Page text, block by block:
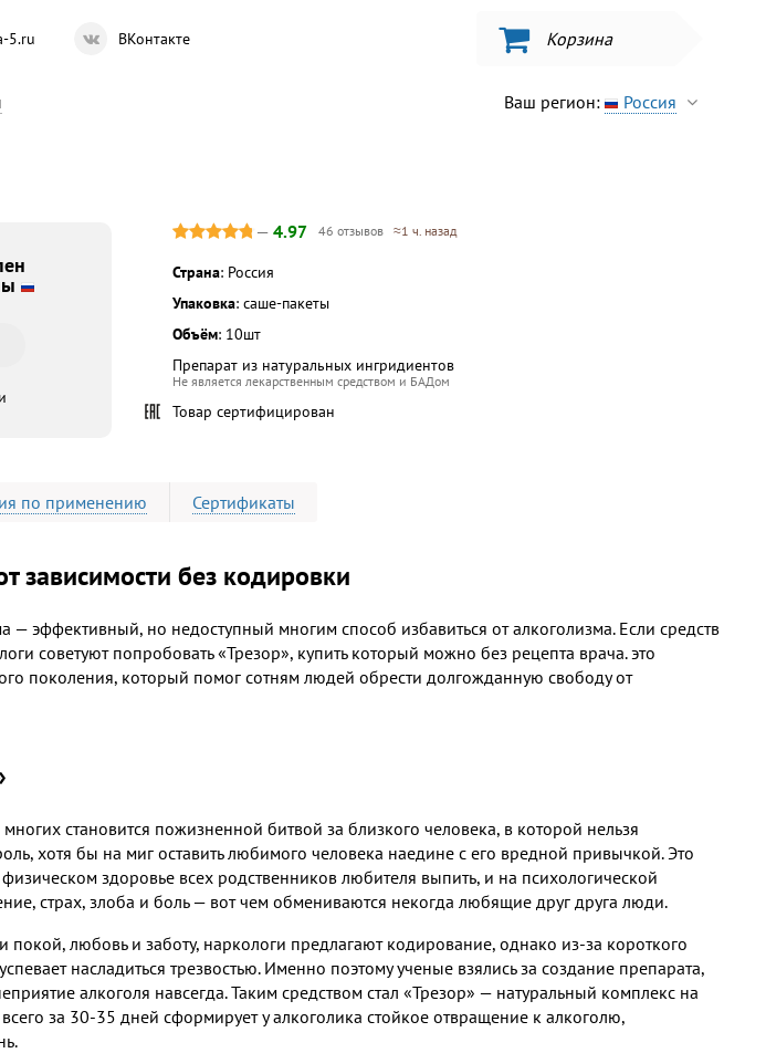
5.ru ВКонтакте Корзина
Ваш регион: Россия
— 4.97 46 отзывов ≈1 ч. назад
Страна: Россия
Упаковка: саше-пакеты
Объём: 10шт
Препарат из натуральных ингридиентов
Не является лекарственным средством и БАДом
Товар сертифицирован
по применению Сертификаты
зависимости без кодировки
— эффективный, но недоступный многим способ избавиться от алкоголизма. Если средств
советуют попробовать «Трезор», купить который можно без рецепта врача. это
поколения, который помог сотням людей обрести долгожданную свободу от
становится пожизненной битвой за близкого человека, в которой нельзя
хотя бы на миг оставить любимого человека наедине с его вредной привычкой. Это
здоровье всех родственников любителя выпить, и на психологической
страх, злоба и боль — вот чем обмениваются некогда любящие друг друга люди.
покой, любовь и заботу, наркологи предлагают кодирование, однако из-за короткого
насладиться трезвостью. Именно поэтому ученые взялись за создание препарата,
алкоголя навсегда. Таким средством стал «Трезор» — натуральный комплекс на
за 30-35 дней сформирует у алкоголика стойкое отвращение к алкоголю,